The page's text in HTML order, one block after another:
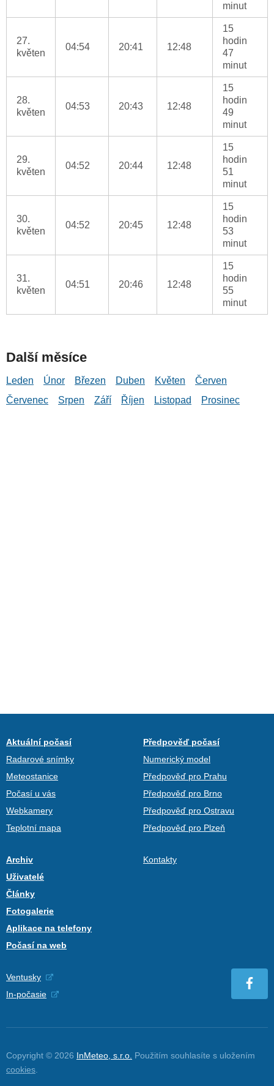
minut
27.
květen
04:54 20:41 12:48
15
hodin
47
minut
28.
květen
04:53 20:43 12:48
15
hodin
49
minut
29.
květen
04:52 20:44 12:48
15
hodin
51
minut
30.
květen
04:52 20:45 12:48
15
hodin
53
minut
31.
květen
04:51 20:46 12:48
15
hodin
55
minut
Další měsíce
Leden Únor Březen Duben Květen
Červen
Červenec
Srpen Září Říjen Listopad Prosinec
Aktuální počasí
Radarové snímky
Meteostanice
Počasí u vás
Webkamery
Teplotní mapa
Předpověď počasí
Numerický model
Předpověď pro Prahu
Předpověď pro Brno
Předpověď pro Ostravu
Předpověď pro Plzeň
Archiv
Uživatelé
Články
Fotogalerie
Aplikace na telefony
Počasí na web
Kontakty
Ventusky
In-počasie
Copyright © 2026 InMeteo, s.r.o. Použitím souhlasíte s uložením
cookies